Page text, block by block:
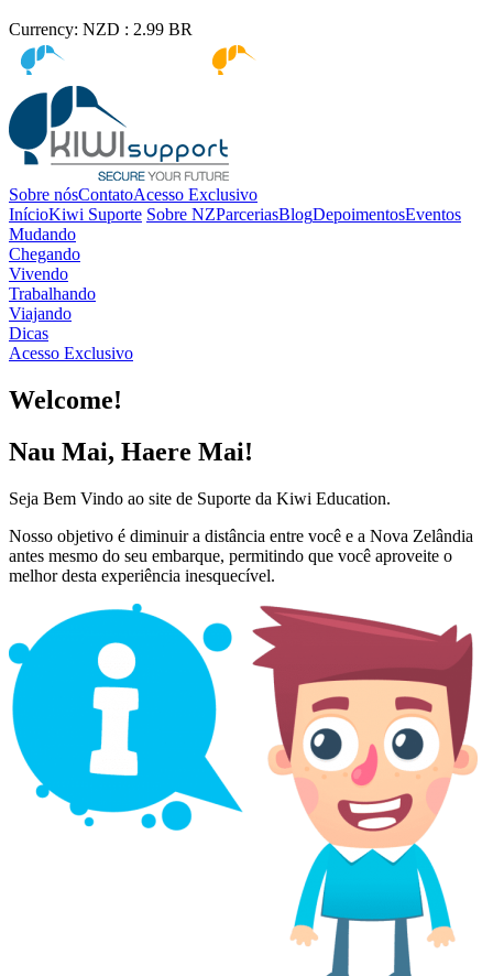
Currency: NZD : 2.99 BR
Sobre nósContatoAcesso Exclusivo
InícioKiwi Suporte Sobre NZParceriasBlogDepoimentosEventos
Mudando
Chegando
Vivendo
Trabalhando
Viajando
Dicas
Acesso Exclusivo
Welcome!
Nau Mai, Haere Mai!
Seja Bem Vindo ao site de Suporte da Kiwi Education.
Nosso objetivo é diminuir a distância entre você e a Nova Zelândia
antes mesmo do seu embarque, permitindo que você aproveite o
melhor desta experiência inesquecível.